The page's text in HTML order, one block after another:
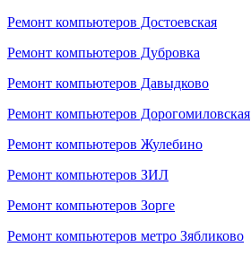
Ремонт компьютеров Достоевская
Ремонт компьютеров Дубровка
Ремонт компьютеров Давыдково
Ремонт компьютеров Дорогомиловская
Ремонт компьютеров Жулебино
Ремонт компьютеров ЗИЛ
Ремонт компьютеров Зорге
Ремонт компьютеров метро Зябликово